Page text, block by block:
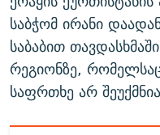
საბჭომ ირანი
საბაბით
რეგიონზე,
საფრთხე არ